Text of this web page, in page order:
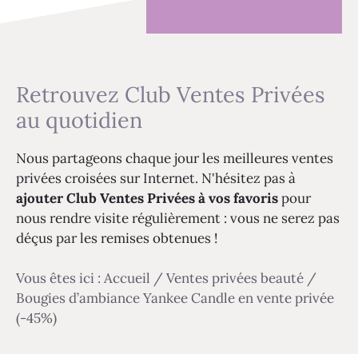
Retrouvez Club Ventes Privées
au quotidien
Nous partageons chaque jour les meilleures ventes
privées croisées sur Internet. N'hésitez pas à
ajouter Club Ventes Privées à vos favorispour
nous rendre visite régulièrement : vous ne serez pas
déçus par les remises obtenues !
Vous êtes ici : Accueil / Ventes privées beauté /
Bougies d’ambiance Yankee Candle en vente privée
(-45%)